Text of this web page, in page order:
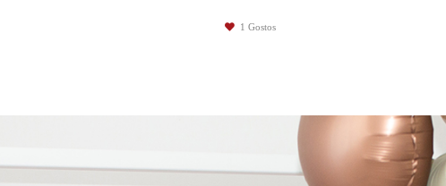
1 Gostos